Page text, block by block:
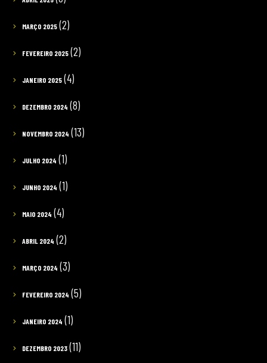
MARÇO 2025(2)
FEVEREIRO 2025(2)
JANEIRO 2025(4)
DEZEMBRO 2024 (8)
NOVEMBRO 2024 (13)
JULHO 2024 (1)
JUNHO 2024 (1)
MAIO 2024 (4)
ABRIL 2024 (2)
MARÇO 2024 (3)
FEVEREIRO 2024 (5)
JANEIRO 2024 (1)
DEZEMBRO 2023(11)